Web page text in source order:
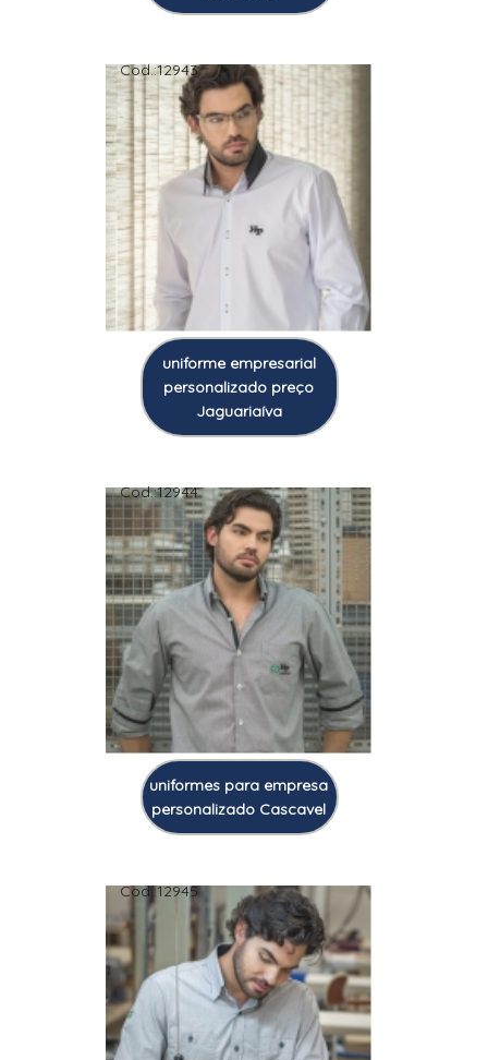
Cod.:12943
uniforme empresarial
personalizado preço
Jaguariaíva
Cod.:12944
uniformes para empresa
personalizado Cascavel
Cod.:12945